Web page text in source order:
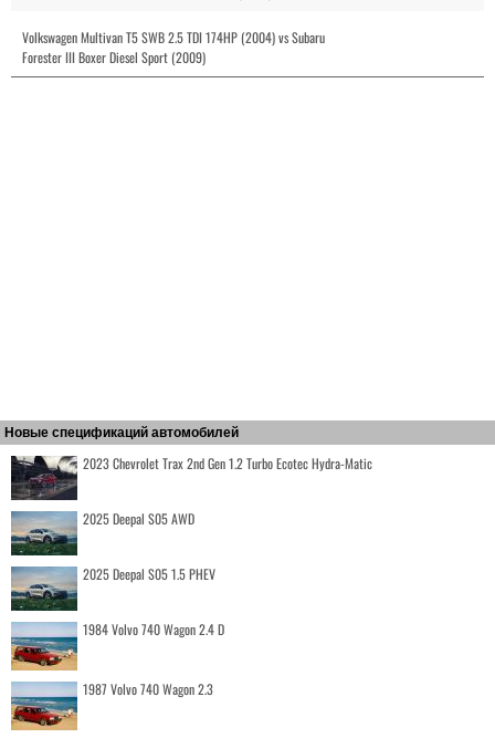
Volkswagen Multivan T5 SWB 2.5 TDI 174HP (2004) vs Subaru
Forester III Boxer Diesel Sport (2009)
Новые спецификаций автомобилей
2023 Chevrolet Trax 2nd Gen 1.2 Turbo Ecotec Hydra-Matic
2025 Deepal S05 AWD
2025 Deepal S05 1.5 PHEV
1984 Volvo 740 Wagon 2.4 D
1987 Volvo 740 Wagon 2.3